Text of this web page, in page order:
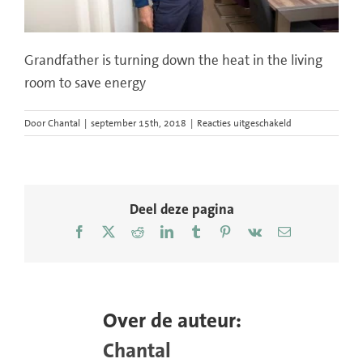
Grandfather is turning down the heat in the living
room to save energy
DoorChantal | september 15th, 2018 | Reacties uitgeschakeld
Deel deze pagina
Facebook
X RedditLinkedInTumblrPinterest
Vk
E-
Over de auteur:
Chantal